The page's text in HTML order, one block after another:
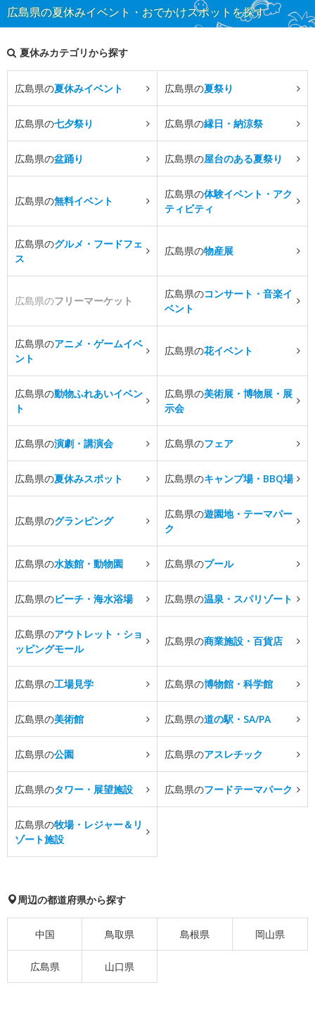
広島県の夏休みイベント・おでかけスポットを探す
夏休みカテゴリから探す
広島県の夏休みイベント 広島県の夏祭り
広島県の七夕祭り 広島県の縁日・納涼祭
広島県の盆踊り 広島県の屋台のある夏祭り
広島県の無料イベント
広島県の体験イベント・アク
ティビティ
広島県のグルメ・フードフェ
ス
広島県の物産展
広島県のフリーマーケット
広島県のコンサート・音楽イ
ベント
広島県のアニメ・ゲームイベ
ント
広島県の花イベント
広島県の動物ふれあいイベン
ト
広島県の美術展・博物展・展
示会
広島県の演劇・講演会 広島県のフェア
広島県の夏休みスポット 広島県のキャンプ場・BBQ場
広島県のグランピング
広島県の遊園地・テーマパー
ク
広島県の水族館・動物園 広島県のプール
広島県のビーチ・海水浴場 広島県の温泉・スパリゾート
広島県のアウトレット・ショ
ッピングモール
広島県の商業施設・百貨店
広島県の工場見学 広島県の博物館・科学館
広島県の美術館 広島県の道の駅・SA/PA
広島県の公園 広島県のアスレチック
広島県のタワー・展望施設 広島県のフードテーマパーク
広島県の牧場・レジャー＆リ
ゾート施設
周辺の都道府県から探す
中国 鳥取県 島根県 岡山県
広島県 山口県